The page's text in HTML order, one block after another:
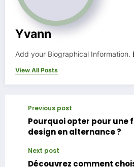
Yvann
Add your Biographical Information.
View All Posts
Previous post
Pourquoi opter pour une
design en alternance ?
Next post
Découvrez comment